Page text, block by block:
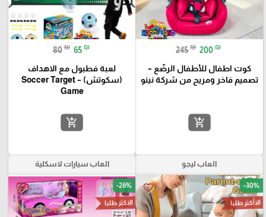
245 ₪ 200 ₪
كوت اطفال للأطفال الرضّع –
تصميم فاخر ومريح من شركة نينو
add_shopping_cart
80 ₪ 65 ₪
لعبة فطبول مع الاهداف
(سكوتش) – Soccer Target
Game
add_shopping_cart
العاب ليجو
favorite_border -30%
الاأكثر طلبا
العاب سيارات لاسكلية
favorite_border -26%
الاكثر طلبا